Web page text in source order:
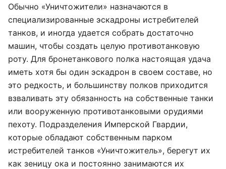
Обычно «Уничтожители» назначаются в
специализированные эскадроны истребителей
танков, и иногда удается собрать достаточно
машин, чтобы создать целую противотанковую
роту. Для бронетанкового полка настоящая удача
иметь хотя бы один эскадрон в своем составе, но
это редкость, и большинству полков приходится
взваливать эту обязанность на собственные танки
или вооруженную противотанковыми орудиями
пехоту. Подразделения Имперской Гвардии,
которые обладают собственным парком
истребителей танков «Уничтожитель», берегут их
как зеницу ока и постоянно занимаются их